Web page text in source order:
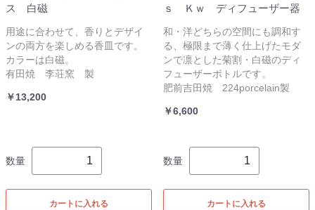
ス 白磁
用途に合わせて、香りとデザイ
ンの両方を楽しめる香皿です。
カラーは白磁。
有田焼 李荘窯 製
￥13,200
数量
カートに入れる
ｓ Ｋｗ ディフューザー器
和・洋どちらの空間にも調和す
る、極限まで薄く仕上げたモダ
ンで凛とした菊割・白磁のディ
フューザーボトルです。
肥前吉田焼 224porcelain製
￥6,600
数量
カートに入れる